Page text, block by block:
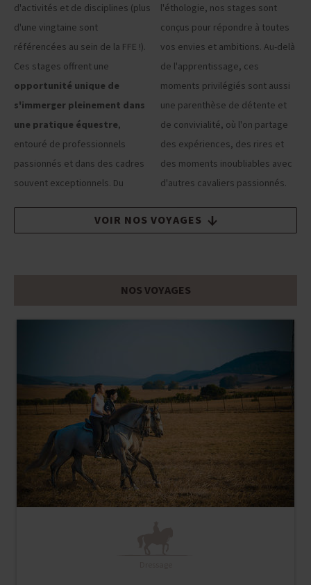
d'activités et de disciplines (plus
d'une vingtaine sont
référencées au sein de la FFE !).
Ces stages offrent une
opportunité unique de
s'immerger pleinement dans
une pratique équestre,
entouré de professionnels
passionnés et dans des cadres
souvent exceptionnels. Du
l'éthologie, nos stages sont
conçus pour répondre à toutes
vos envies et ambitions. Au-delà
de l'apprentissage, ces
moments privilégiés sont aussi
une parenthèse de détente et
de convivialité, où l'on partage
des expériences, des rires et
des moments inoubliables avec
d'autres cavaliers passionnés.
VOIR NOS VOYAGES
NOS VOYAGES